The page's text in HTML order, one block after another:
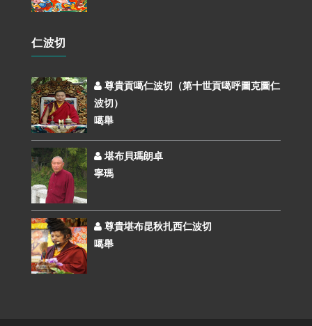
仁波切
尊貴貢噶仁波切（第十世貢噶呼圖克圖仁
波切）
噶舉
堪布貝瑪朗卓
寧瑪
尊貴堪布昆秋扎西仁波切
噶舉